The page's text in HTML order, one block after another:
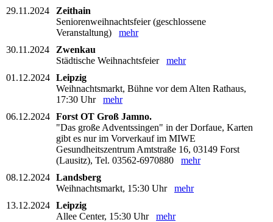
29.11.2024
Zeithain
Seniorenweihnachtsfeier (geschlossene
Veranstaltung) mehr
30.11.2024
Zwenkau
Städtische Weihnachtsfeier mehr
01.12.2024 Leipzig
Weihnachtsmarkt, Bühne vor dem Alten Rathaus,
17:30 Uhr mehr
06.12.2024 Forst OT Groß Jamno.
"Das große Adventssingen" in der Dorfaue, Karten
gibt es nur im Vorverkauf im MIWE
Gesundheitszentrum Amtstraße 16, 03149 Forst
(Lausitz), Tel. 03562-6970880 mehr
08.12.2024 Landsberg
Weihnachtsmarkt, 15:30 Uhr mehr
13.12.2024 Leipzig
Allee Center, 15:30 Uhr mehr